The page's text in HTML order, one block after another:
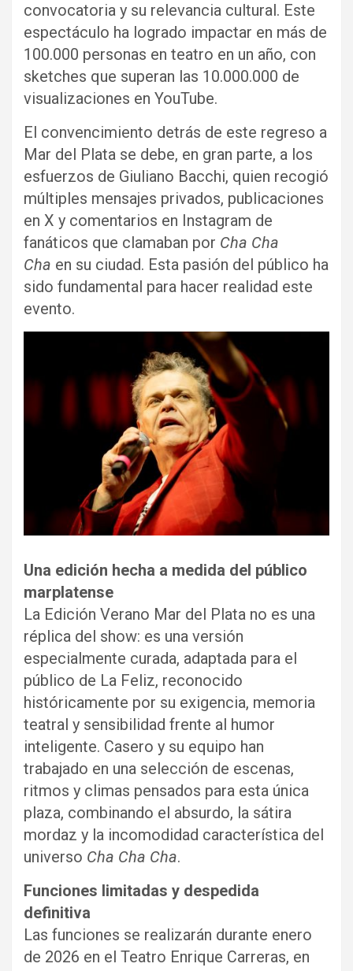
convocatoria y su relevancia cultural. Este
espectáculo ha logrado impactar en más de
100.000 personas en teatro en un año, con
sketches que superan las 10.000.000 de
visualizaciones en YouTube.
El convencimiento detrás de este regreso a
Mar del Plata se debe, en gran parte, a los
esfuerzos de Giuliano Bacchi, quien recogió
múltiples mensajes privados, publicaciones
en X y comentarios en Instagram de
fanáticos que clamaban por Cha Cha
Cha en su ciudad. Esta pasión del público ha
sido fundamental para hacer realidad este
evento.
Una edición hecha a medida del público
marplatense
La Edición Verano Mar del Plata no es una
réplica del show: es una versión
especialmente curada, adaptada para el
público de La Feliz, reconocido
históricamente por su exigencia, memoria
teatral y sensibilidad frente al humor
inteligente. Casero y su equipo han
trabajado en una selección de escenas,
ritmos y climas pensados para esta única
plaza, combinando el absurdo, la sátira
mordaz y la incomodidad característica del
universo Cha Cha Cha.
Funciones limitadas y despedida
definitiva
Las funciones se realizarán durante enero
de 2026 en el Teatro Enrique Carreras, en